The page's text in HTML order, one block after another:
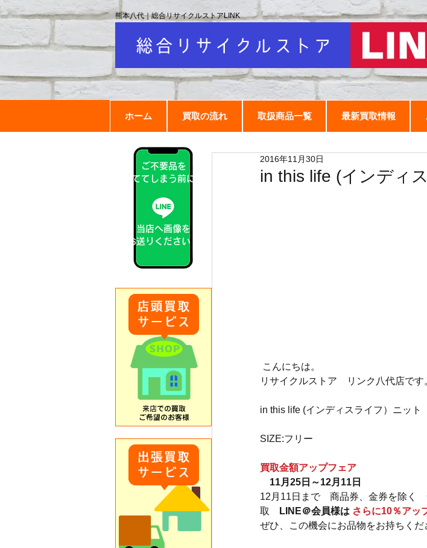
ホーム 買取の流れ 取扱商品一覧 最新買取情報
熊本八代｜総合リサイクルストアLINK
in this life (インディ
2016年11月30日
こんにちは。
リサイクルストア　リンク八代店です
in this life (インディスライフ）ニット
SIZE:フリー
買取金額アップフェア
11月25日～12月11日
12月11日まで　商品券、金券を除く
取
LINE＠会員様は さらに10％アッ
ぜひ、この機会にお品物をお持ちくだ
ご不要品を
捨ててしまう前に！
当店へ画像を
お送りください！